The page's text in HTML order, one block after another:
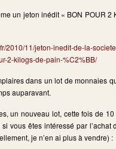
un jeton inédit « BON POUR 2
2010/11/jeton-inedit-de-la-
2-kilogs-de-pain-%C2%BB/
dans un lot de monnaies
auparavant.
un nouveau lot, cette fois de
vous êtes intéressé par l’achat
je n’en ai plus à vendre) :